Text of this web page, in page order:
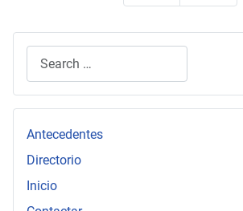
Antecedentes
Directorio
Inicio